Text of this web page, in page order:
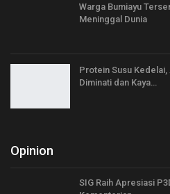
Warga Bumiayu
Meninggal Dunia
Protein Susu
Diminati dan Kaya…
Opinion
SIG Raih Apresiasi